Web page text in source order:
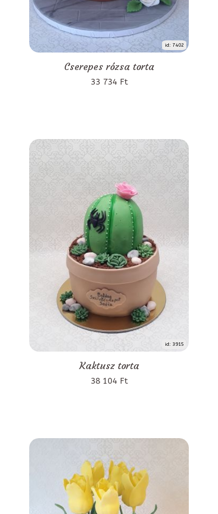
id: 7402
Cserepes rózsa torta
33 734 Ft
id: 3915
Kaktusz torta
38 104 Ft